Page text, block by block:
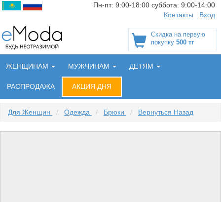
Пн-пт: 9:00-18:00 суббота: 9:00-14:00
Контакты
Вход
Скидка на первую
покупку 500 тг
ЖЕНЩИНАМ МУЖЧИНАМ ДЕТЯМ
РАСПРОДАЖА АКЦИЯ ДНЯ
Для Женщин / Одежда / Брюки / Вернуться Назад